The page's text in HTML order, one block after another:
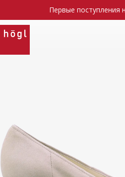
Первые поступления